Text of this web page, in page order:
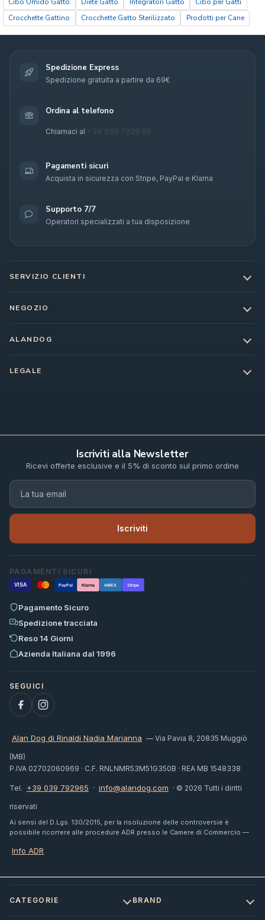
Crocchette Gattino
Crocchette Gatto Sterilizzato Prodotti per Cane
Spedizione Express
Spedizione gratuita a partire da 69€
Ordina al telefono
Chiamaci al +39 039 7929 65
Pagamenti sicuri
Acquista in sicurezza con Stripe, PayPal e Klarna
Supporto 7/7
Operatori specializzati a tua disposizione
SERVIZIO CLIENTI
NEGOZIO
ALANDOG
LEGALE
Iscriviti alla Newsletter
Ricevi offerte esclusive e il 5% di sconto sul primo ordine
Iscriviti
PAGAMENTI SICURI
VISA PayPal Klarna AMEX Stripe
Pagamento Sicuro
Spedizione tracciata
Reso 14 Giorni
Azienda Italiana dal 1996
Alan Dog di Rinaldi Nadia Marianna — Via Pavia 8, 20835 Muggiò
(MB)
P.IVA 02702060969 · C.F. RNLNMR53M51G350B · REA MB 1548338
Tel. +39 039 792965 · info@alandog.com · © 2026 Tutti i diritti
riservati
Ai sensi del D.Lgs. 130/2015, per la risoluzione delle controversie è
possibile ricorrere alle procedure ADR presso le Camere di Commercio —
Info ADR
CATEGORIE BRAND